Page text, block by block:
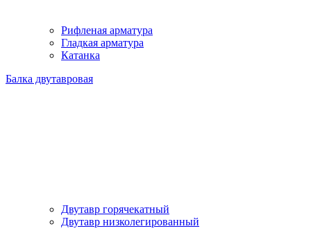
Рифленая арматура
Гладкая арматура
Катанка
Балка двутавровая
Двутавр горячекатный
Двутавр низколегированный